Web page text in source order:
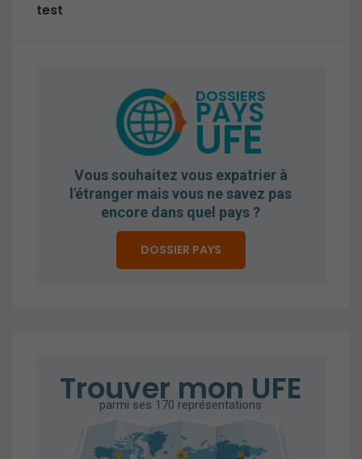
test
UFE
Vous souhaitez vous expatrier à
l'étranger mais vous ne savez pas
encore dans quel pays ?
DOSSIER PAYS
DOSSIERS
PAYS
Trouver mon UFE
parmi ses 170 représentations